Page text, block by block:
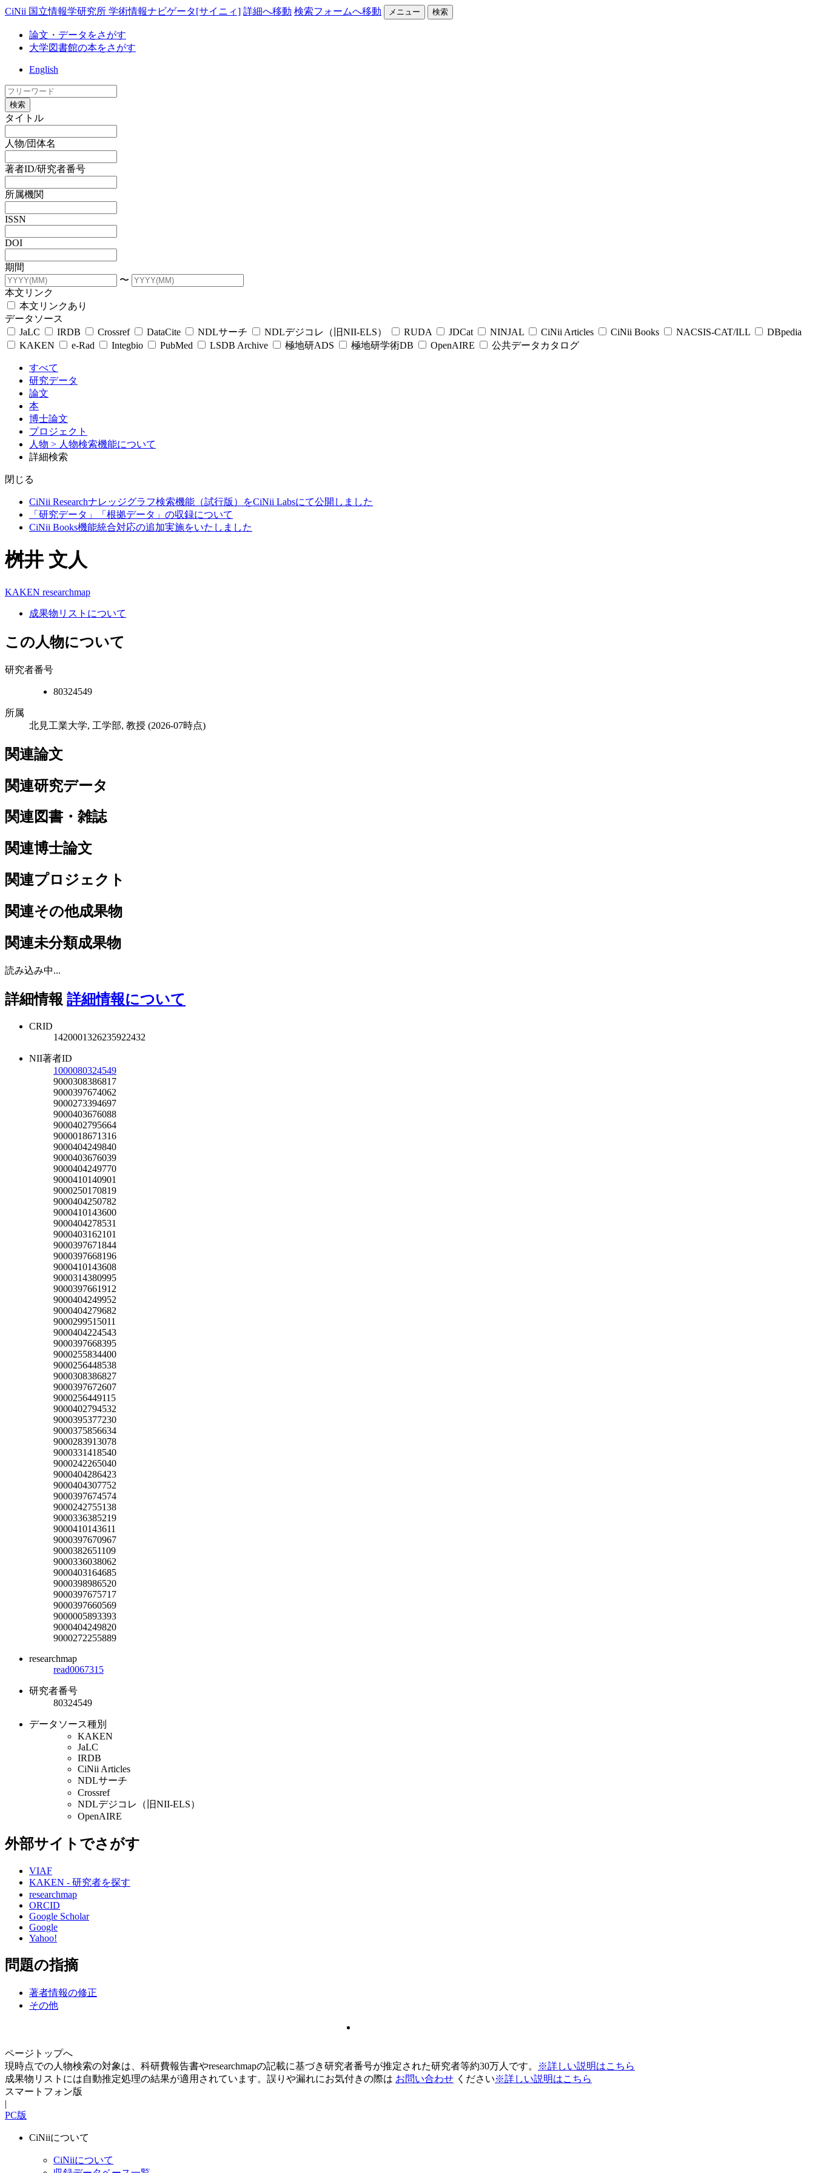
CiNii 国立情報学研究所 学術情報ナビゲータ[サイニィ] 詳細へ移動 検索フォームへ移動 メニュー 検索
論文・データをさがす
大学図書館の本をさがす
English
検索
タイトル
人物/団体名
著者ID/研究者番号
所属機関
ISSN
DOI
期間
〜
本文リンク
本文リンクあり
データソース
JaLC
IRDB Crossref DataCite NDLサーチ NDLデジコレ（旧NII-ELS） RUDA JDCat NINJAL CiNii Articles CiNii Books NACSIS-CAT/ILL
DBpedia
KAKEN
e-Rad Integbio PubMed LSDB Archive 極地研ADS 極地研学術DB OpenAIRE 公共データカタログ
すべて
研究データ
論文
本
博士論文
プロジェクト
人物 > 人物検索機能について
詳細検索
閉じる
CiNii Researchナレッジグラフ検索機能（試行版）をCiNii Labsにて公開しました
「研究データ」「根拠データ」の収録について
CiNii Books機能統合対応の追加実施をいたしました
桝井 文人
KAKEN researchmap
成果物リストについて
この人物について
研究者番号
80324549
所属
北見工業大学, 工学部, 教授 (2026-07時点)
関連論文
関連研究データ
関連図書・雑誌
関連博士論文
関連プロジェクト
関連その他成果物
関連未分類成果物
読み込み中...
詳細情報 詳細情報について
CRID
1420001326235922432
NII著者ID
1000080324549
9000308386817
9000397674062
9000273394697
9000403676088
9000402795664
9000018671316
9000404249840
9000403676039
9000404249770
9000410140901
9000250170819
9000404250782
9000410143600
9000404278531
9000403162101
9000397671844
9000397668196
9000410143608
9000314380995
9000397661912
9000404249952
9000404279682
9000299515011
9000404224543
9000397668395
9000255834400
9000256448538
9000308386827
9000397672607
9000256449115
9000402794532
9000395377230
9000375856634
9000283913078
9000331418540
9000242265040
9000404286423
9000404307752
9000397674574
9000242755138
9000336385219
9000410143611
9000397670967
9000382651109
9000336038062
9000403164685
9000398986520
9000397675717
9000397660569
9000005893393
9000404249820
9000272255889
researchmap
read0067315
研究者番号
80324549
データソース種別
KAKEN
JaLC
IRDB
CiNii Articles
NDLサーチ
Crossref
NDLデジコレ（旧NII-ELS）
OpenAIRE
外部サイトでさがす
VIAF
KAKEN - 研究者を探す
researchmap
ORCID
Google Scholar
Google
Yahoo!
問題の指摘
著者情報の修正
その他
ページトップへ
現時点での人物検索の対象は、科研費報告書やresearchmapの記載に基づき研究者番号が推定された研究者等約30万人です。
※詳しい説明はこちら
成果物リストには自動推定処理の結果が適用されています。誤りや漏れにお気付きの際は お問い合わせ ください※詳しい説明はこちら
スマートフォン版
|
PC版
CiNiiについて
CiNiiについて